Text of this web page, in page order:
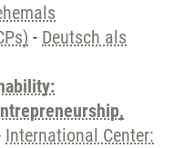
- Deutsch als
International Center: